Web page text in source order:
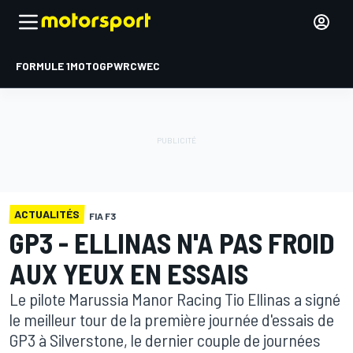
FORMULE 1MOTOGPWRCWEC
ACTUALITÉS FIA F3
GP3 - ELLINAS N'A PAS FROID
AUX YEUX EN ESSAIS
Le pilote Marussia Manor Racing Tio Ellinas a signé
le meilleur tour de la première journée d'essais de
GP3 à Silverstone, le dernier couple de journées